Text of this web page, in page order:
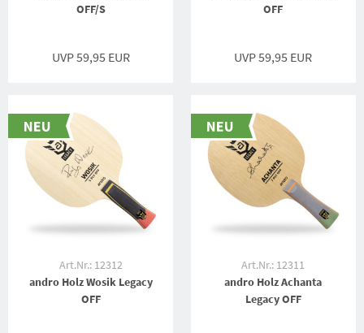
OFF/S
UVP 59,95 EUR
OFF
UVP 59,95 EUR
Art.Nr.: 12312
andro Holz Wosik Legacy
OFF
Art.Nr.: 12311
andro Holz Achanta
Legacy OFF